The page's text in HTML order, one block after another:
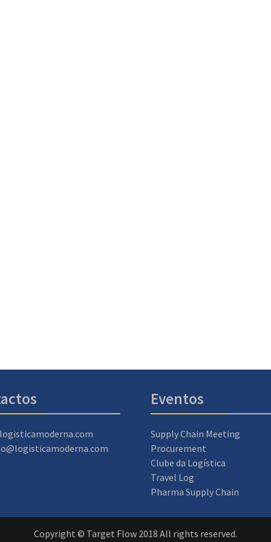
Eventos
Supply Chain Meeting
Procurement
Clube da Logística
Travel Log
Pharma Supply Chain
Copyright © Target Flow 2018 All rights reserved.